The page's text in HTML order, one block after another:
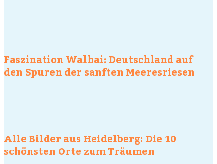
Faszination Walhai: Deutschland auf
den Spuren der sanften Meeresriesen
Alle Bilder aus Heidelberg: Die 10
schönsten Orte zum Träumen